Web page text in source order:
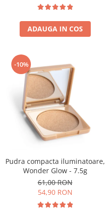
ADAUGA IN COS
-10%
Pudra compacta iluminatoare,
Wonder Glow - 7.5g
61,00 RON
54,90 RON